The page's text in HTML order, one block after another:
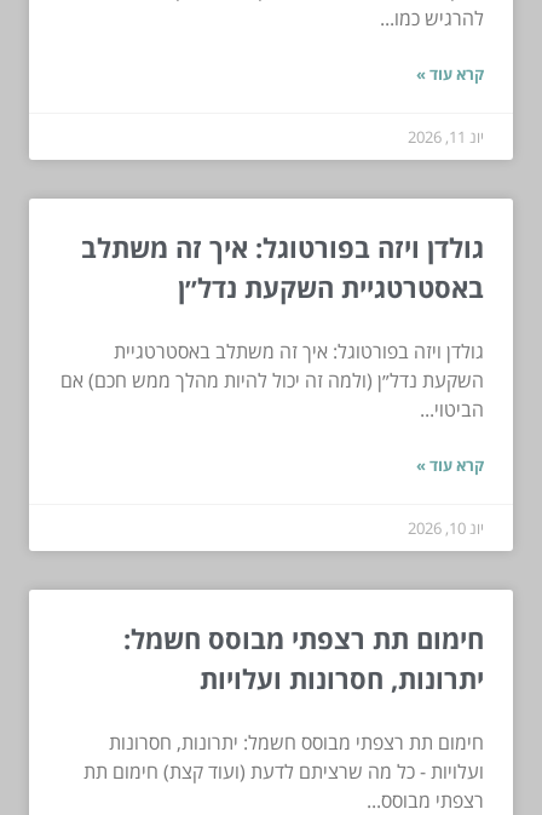
להרגיש כמו...
קרא עוד »
יונ 11, 2026
גולדן ויזה בפורטוגל: איך זה משתלב
באסטרטגיית השקעת נדל״ן
גולדן ויזה בפורטוגל: איך זה משתלב באסטרטגיית
השקעת נדל״ן (ולמה זה יכול להיות מהלך ממש חכם) אם
הביטוי...
קרא עוד »
יונ 10, 2026
חימום תת רצפתי מבוסס חשמל:
יתרונות, חסרונות ועלויות
חימום תת רצפתי מבוסס חשמל: יתרונות, חסרונות
ועלויות - כל מה שרציתם לדעת (ועוד קצת) חימום תת
רצפתי מבוסס...